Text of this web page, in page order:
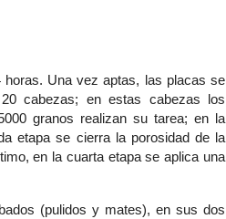
horas. Una vez aptas, las placas se
cabezas; en estas cabezas los
granos realizan su tarea; en la
etapa se cierra la porosidad de la
en la cuarta etapa se aplica una
(pulidos y mates), en sus dos